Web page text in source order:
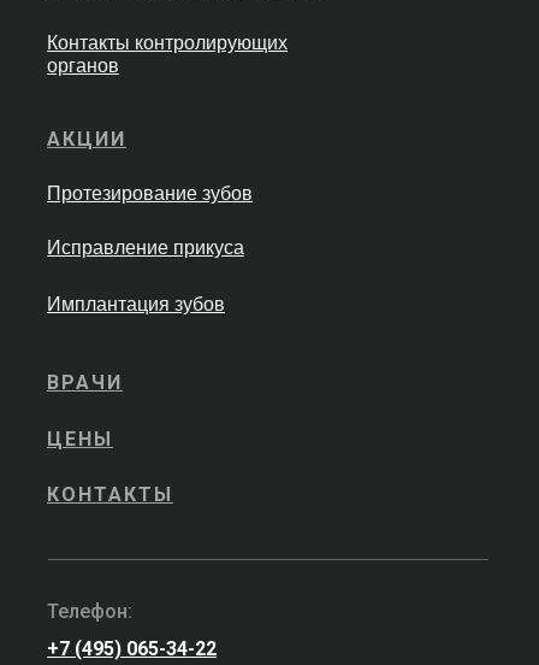
АКЦИИ
ВРАЧИ
Имплантация зубов
ЦЕНЫ
КОНТАКТЫ
Контакты контролирующих
органов
Исправление прикуса
+7 (495) 065-34-22
Телефон:
Протезирование зубов